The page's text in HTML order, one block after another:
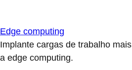
Edge computing
Implante cargas de trabalho
a edge computing.